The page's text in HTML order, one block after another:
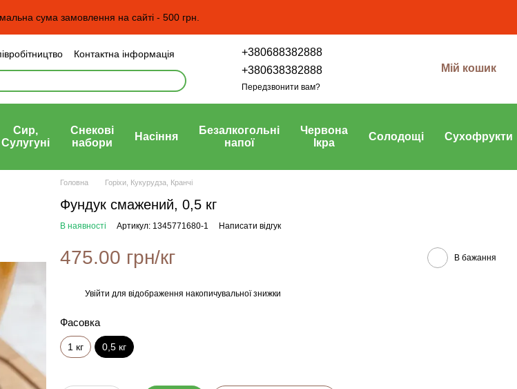
сума замовлення на сайті - 500 грн.
Контактна інформація
користувача
+380688382888
+380638382888
Передзвонити вам?
Мій кошик
Сир,
Сулугуні
Снекові
набори
Насіння
Безалкогольні
напої
Червона
Ікра
Солодощі Сухофрукти
Головна Горіхи, Кукурудза, Кранчі
Фундук смажений, 0,5 кг
В наявності Артикул: 1345771680-1 Написати відгук
475.00 грн/кг В бажання
Увійти для відображення накопичувальної знижки
Фасовка
1 кг 0,5 кг